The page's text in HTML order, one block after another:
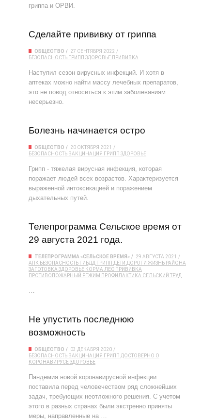
гриппа и ОРВИ.
Сделайте прививку от гриппа
ОБЩЕСТВО
27 СЕНТЯБРЯ 2022
БЕЗОПАСНОСТЬ ГРИПП ЗДОРОВЬЕ ПРИВИВКА
Наступил сезон вирусных инфекций. И хотя в
аптеках можно найти массу лечебных препаратов,
это не повод относиться к этим заболеваниям
несерьезно.
Болезнь начинается остро
ОБЩЕСТВО
20 ОКТЯБРЯ 2021
БЕЗОПАСНОСТЬ ВАКЦИНАЦИЯ ГРИПП ЗДОРОВЬЕ
Грипп - тяжелая вирусная инфекция, которая
поражает людей всех возрастов. Характеризуется
выраженной интоксикацией и поражением
дыхательных путей.
Телепрограмма Сельское время от
29 августа 2021 года.
ТЕЛЕПРОГРАММА «СЕЛЬСКОЕ ВРЕМЯ»
29 АВГУСТА 2021
АПК БЕЗОПАСНОСТЬ ГИБДД ГРИПП ДЕТИ ДОРОГИ ЖИЗНЬ РАЙОНА
ЗАГОТОВКА ЗДОРОВЬЕ КОРМА ЛЕС ПРИВИВКА
ПРОТИВОПОЖАРНЫЙ РЕЖИМ ПРОФИЛАКТИКА СЕЛЬСКИЙ ТРУД
…
Не упустить последнюю
возможность
ОБЩЕСТВО
03 ДЕКАБРЯ 2020
БЕЗОПАСНОСТЬ ВАКЦИНАЦИЯ ГРИПП ДОСТОВЕРНО О
КОРОНАВИРУСЕЗДОРОВЬЕ
Пандемия новой коронавирусной инфекции
поставила перед человечеством ряд сложнейших
задач, требующих неотложного решения. С учетом
этого в разных странах были экстренно приняты
меры, направленные на …